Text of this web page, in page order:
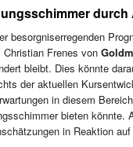
besorgniserregenden
Christian Frenes von
bleibt. Dies könnte
der aktuellen
in diesem
bieten könnte.
in Reaktion